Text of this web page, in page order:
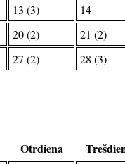
13 (3)
14
20 (2)
21 (2)
27 (2) 28 (3)
Otrdiena